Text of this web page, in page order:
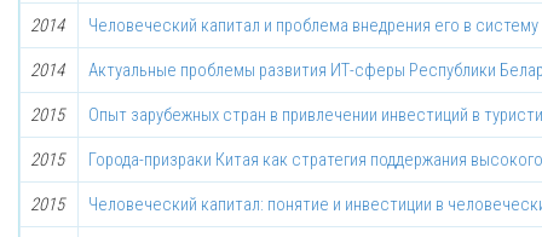
2014 Человеческий капитал и проблема внедрения его в систему
2014 Актуальные проблемы развития ИТ-сферы Республики
2015 Опыт зарубежных стран в привлечении инвестиций в
2015 Города-призраки Китая как стратегия поддержания
2015 Человеческий капитал: понятие и инвестиции в